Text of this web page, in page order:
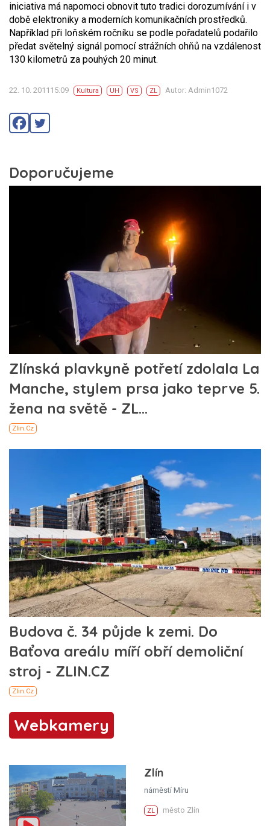
iniciativa má napomoci obnovit tuto tradici dorozumívání i v
době elektroniky a moderních komunikačních prostředků.
Například při loňském ročníku se podle pořadatelů podařilo
předat světelný signál pomocí strážních ohňů na vzdálenost
130 kilometrů za pouhých 20 minut.
22. 10. 201115:09 Kultura UH VS ZL Autor: Admin1072
Webkamery
Zlín
náměstí Míru
ZL město Zlín